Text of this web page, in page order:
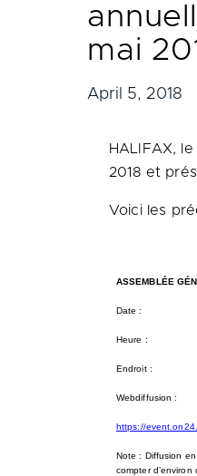
mai
April 5, 2018
HALIFAX, le
2018 et
Voici les
ASSEMBLÉE
Date :
Heure :
Endroit :
Webdiffusion :
https://
Note : Diffusion
compter d’environ